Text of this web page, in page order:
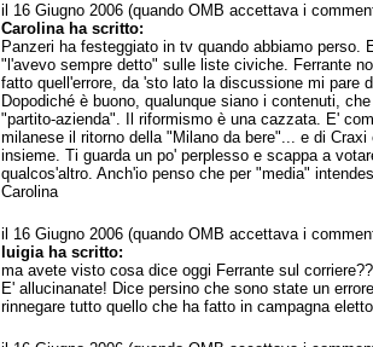
il 16 Giugno 2006 (quando OMB accettava i
Carolina ha scritto:
Panzeri ha festeggiato in tv quando abbiamo perso.
"l'avevo sempre detto" sulle liste civiche. Ferrante
fatto quell'errore, da 'sto lato la discussione mi pare
Dopodiché è buono, qualunque siano i contenuti,
"partito-azienda". Il riformismo è una cazzata. E'
milanese il ritorno della "Milano da bere"... e di
insieme. Ti guarda un po' perplesso e scappa a
qualcos'altro. Anch'io penso che per "media"
Carolina
il 16 Giugno 2006 (quando OMB accettava i
luigia ha scritto:
ma avete visto cosa dice oggi Ferrante sul
E' allucinanate! Dice persino che sono state un
rinnegare tutto quello che ha fatto in campagna